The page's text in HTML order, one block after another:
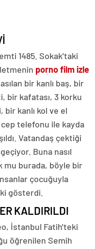
1485. Sokak'taki
porno film izle
bir kanlı baş, bir
bir kafatası, 3 korku
bir kanlı kol ve el
telefonu ile kayda
Vatandaş çektiği
Buna nasıl
mu burada, böyle bir
çocuğuyla
gösterdi.
KALDIRILDI
İstanbul Fatih'teki
öğrenilen Semih